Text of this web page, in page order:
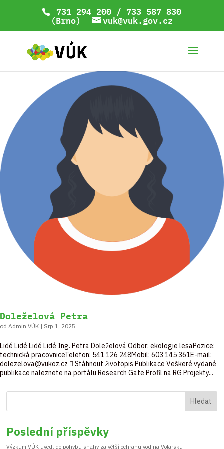
731 294 200 / 733 587 830
(Brno) vuk@vuk.gov.cz
Doleželová Petra
od Admin VÚK | Srp 1, 2025
Lidé Lidé Lidé Lidé Ing. Petra Doleželová Odbor: ekologie lesaPozice:
technická pracovniceTelefon: 541 126 248Mobil: 603 145 361E-mail:
dolezelova@vukoz.cz  Stáhnout životopis Publikace Veškeré vydané
publikace naleznete na portálu Research Gate Profil na RG Projekty...
Hledat
Poslední příspěvky
Výzkum VÚK uvedl do pohybu snahy za větší ochranu vod na Volarsku